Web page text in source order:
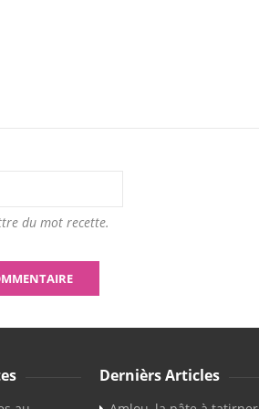
du mot recette.
Dernièrs Articles